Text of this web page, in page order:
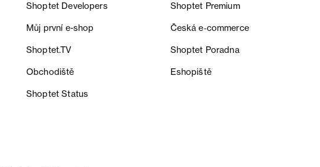
Shoptet Developers Shoptet Premium
Můj první e-shop Česká e‑commerce
Shoptet.TV Shoptet Poradna
Obchodiště Eshopiště
Shoptet Status